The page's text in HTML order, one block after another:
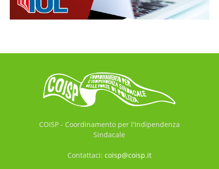
COISP - Coordinamento per l'Indipendenza
Sindacale
Contattaci: coisp@coisp.it